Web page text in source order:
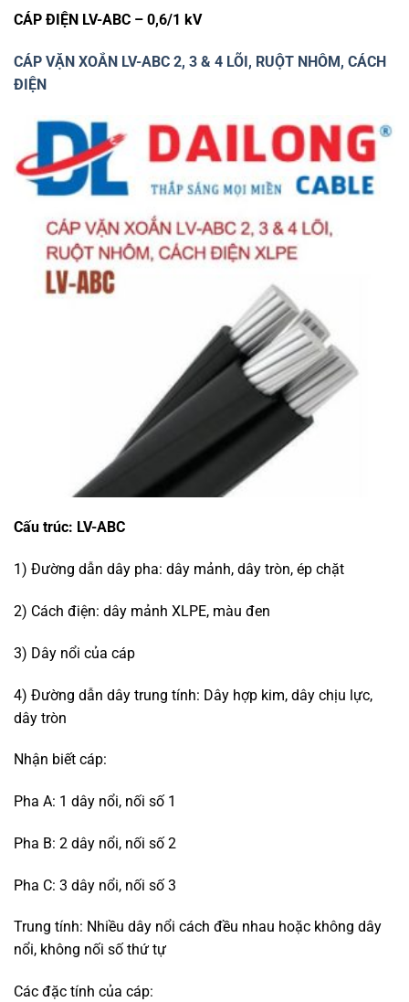
CÁP ĐIỆN LV-ABC – 0,6/1 kV
CÁP VẶN XOẮN LV-ABC 2, 3 & 4 LÕI, RUỘT NHÔM, CÁCH
ĐIỆN
Cấu trúc: LV-ABC
1) Đường dẫn dây pha: dây mảnh, dây tròn, ép chặt
2) Cách điện: dây mảnh XLPE, màu đen
3) Dây nổi của cáp
4) Đường dẫn dây trung tính: Dây hợp kim, dây chịu lực,
dây tròn
Nhận biết cáp:
Pha A: 1 dây nổi, nối số 1
Pha B: 2 dây nổi, nối số 2
Pha C: 3 dây nổi, nối số 3
Trung tính: Nhiều dây nổi cách đều nhau hoặc không dây
nổi, không nối số thứ tự
Các đặc tính của cáp: